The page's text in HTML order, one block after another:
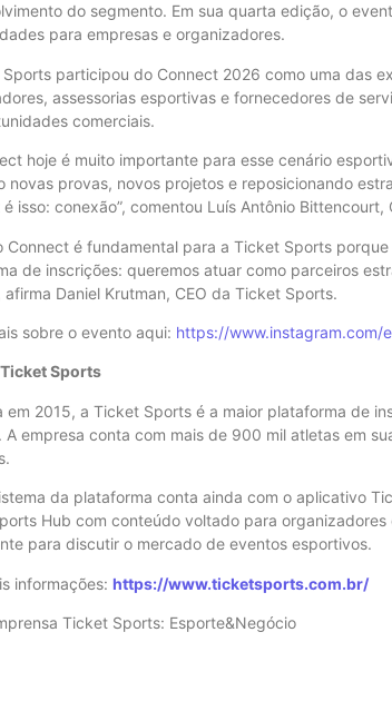
do segmento. Em sua quarta edição, o
para empresas e organizadores.
Sports participou do Connect 2026 como uma das
assessorias esportivas e fornecedores de
comerciais.
hoje é muito importante para esse cenário
novas provas, novos projetos e reposicionando
isso: conexão”, comentou Luís Antônio Bittencourt,
Connect é fundamental para a Ticket Sports
de inscrições: queremos atuar como parceiros
afirma Daniel Krutman, CEO da Ticket Sports.
sobre o evento aqui: https://www.instagram.com/
Sports
em 2015, a Ticket Sports é a maior plataforma de
A empresa conta com mais de 900 mil atletas em
da plataforma conta ainda com o aplicativo
Hub com conteúdo voltado para
para discutir o mercado de eventos esportivos.
informações: https://www.ticketsports.com.br/
Ticket Sports: Esporte&Negócio